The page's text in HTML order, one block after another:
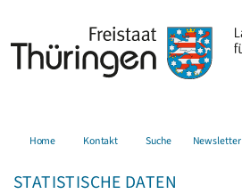
Home Kontakt Suche Newsletter
STATISTISCHE DATEN